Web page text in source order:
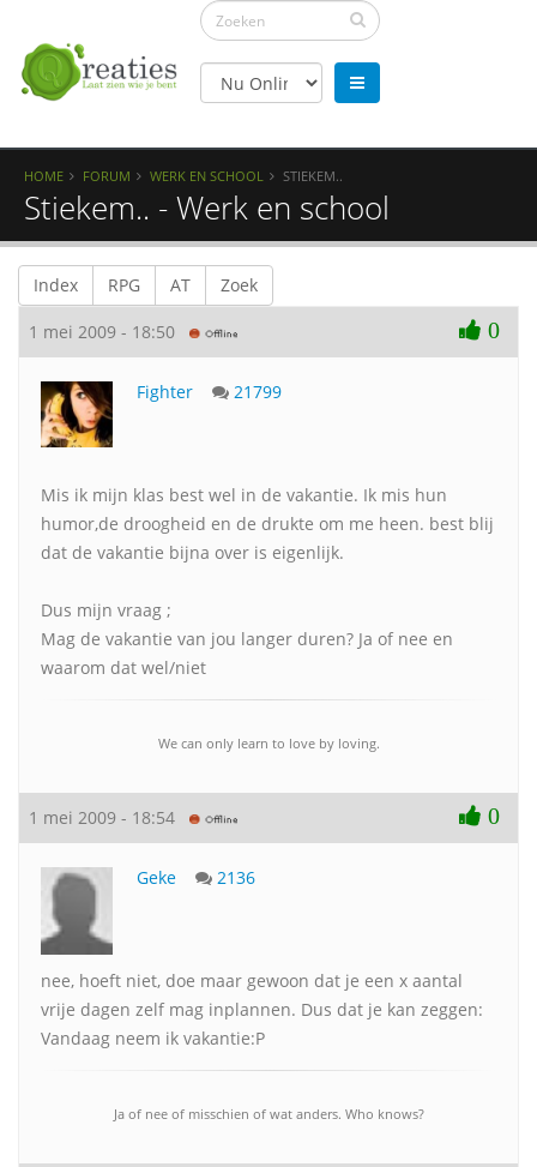
HOME FORUM WERK EN SCHOOL STIEKEM..
Stiekem.. - Werk en school
Index RPG AT Zoek
1 mei 2009 - 18:50 0
Fighter 21799
Mis ik mijn klas best wel in de vakantie. Ik mis hun
humor,de droogheid en de drukte om me heen. best blij
dat de vakantie bijna over is eigenlijk.
Dus mijn vraag ;
Mag de vakantie van jou langer duren? Ja of nee en
waarom dat wel/niet
We can only learn to love by loving.
1 mei 2009 - 18:54 0
Geke 2136
nee, hoeft niet, doe maar gewoon dat je een x aantal
vrije dagen zelf mag inplannen. Dus dat je kan zeggen:
Vandaag neem ik vakantie:P
Ja of nee of misschien of wat anders. Who knows?